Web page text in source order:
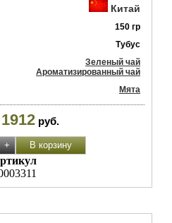
Китай
150 гр
Тубус
Зеленый чай
Ароматизированный чай
Мята
1912 руб.